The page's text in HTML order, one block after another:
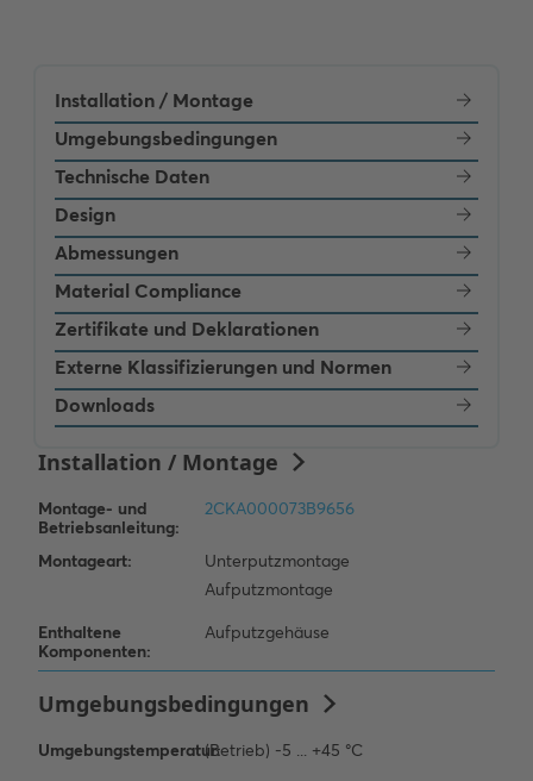
Installation / Montage
Umgebungsbedingungen
Technische Daten
Design
Abmessungen
Material Compliance
Zertifikate und Deklarationen
Externe Klassifizierungen und Normen
Downloads